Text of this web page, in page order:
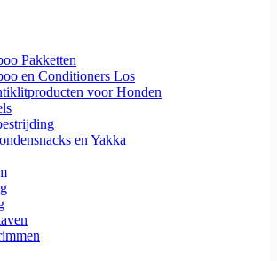
Pakketten
en Conditioners Los
voor Honden
en Yakka